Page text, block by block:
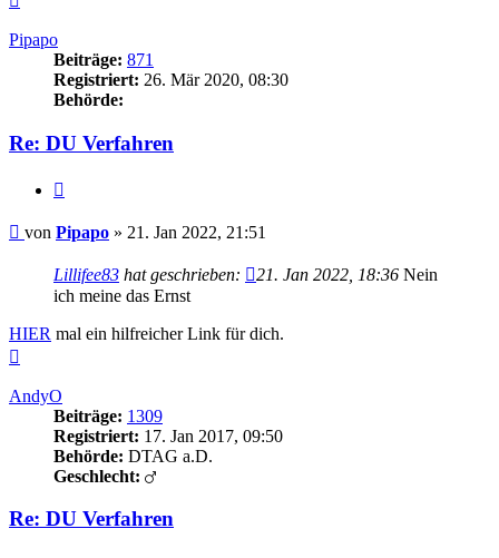
Pipapo
Beiträge: 871
Registriert: 26. Mär 2020, 08:30
Behörde:
Re: DU Verfahren
Beitrag
von Pipapo » 21. Jan 2022, 21:51
Lillifee83 hat geschrieben: 21. Jan 2022, 18:36 Nein
ich meine das Ernst
HIER mal ein hilfreicher Link für dich.
AndyO
Beiträge: 1309
Registriert: 17. Jan 2017, 09:50
Behörde: DTAG a.D.
Geschlecht:
Re: DU Verfahren